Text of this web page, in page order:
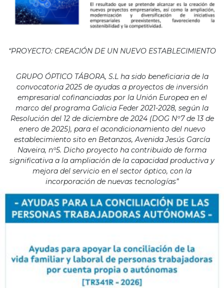
“PROYECTO: CREACIÓN DE UN NUEVO ESTABLECIMIENTO
GRUPO ÓPTICO TÁBORA, S.L ha sido beneficiaria de la
convocatoria 2025 de ayudas a proyectos de inversión
empresarial cofinanciadas por la Unión Europea en el
marco del programa Galicia Feder 2021-2028, según la
Resolución del 12 de diciembre de 2024 (DOG Nº7 de 13 de
enero de 2025), para el acondicionamiento del nuevo
establecimiento sito en Betanzos, Avenida Jesús García
Naveira, nº5. Dicho proyecto ha contribuido de forma
significativa a la ampliación de la capacidad productiva y
mejora del servicio en el sector óptico, con la
incorporación de nuevas tecnologías”